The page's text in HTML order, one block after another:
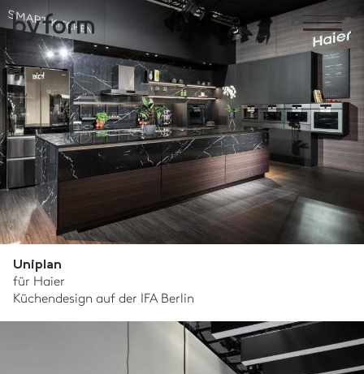
Uniplan
für Haier
Küchendesign auf der IFA Berlin